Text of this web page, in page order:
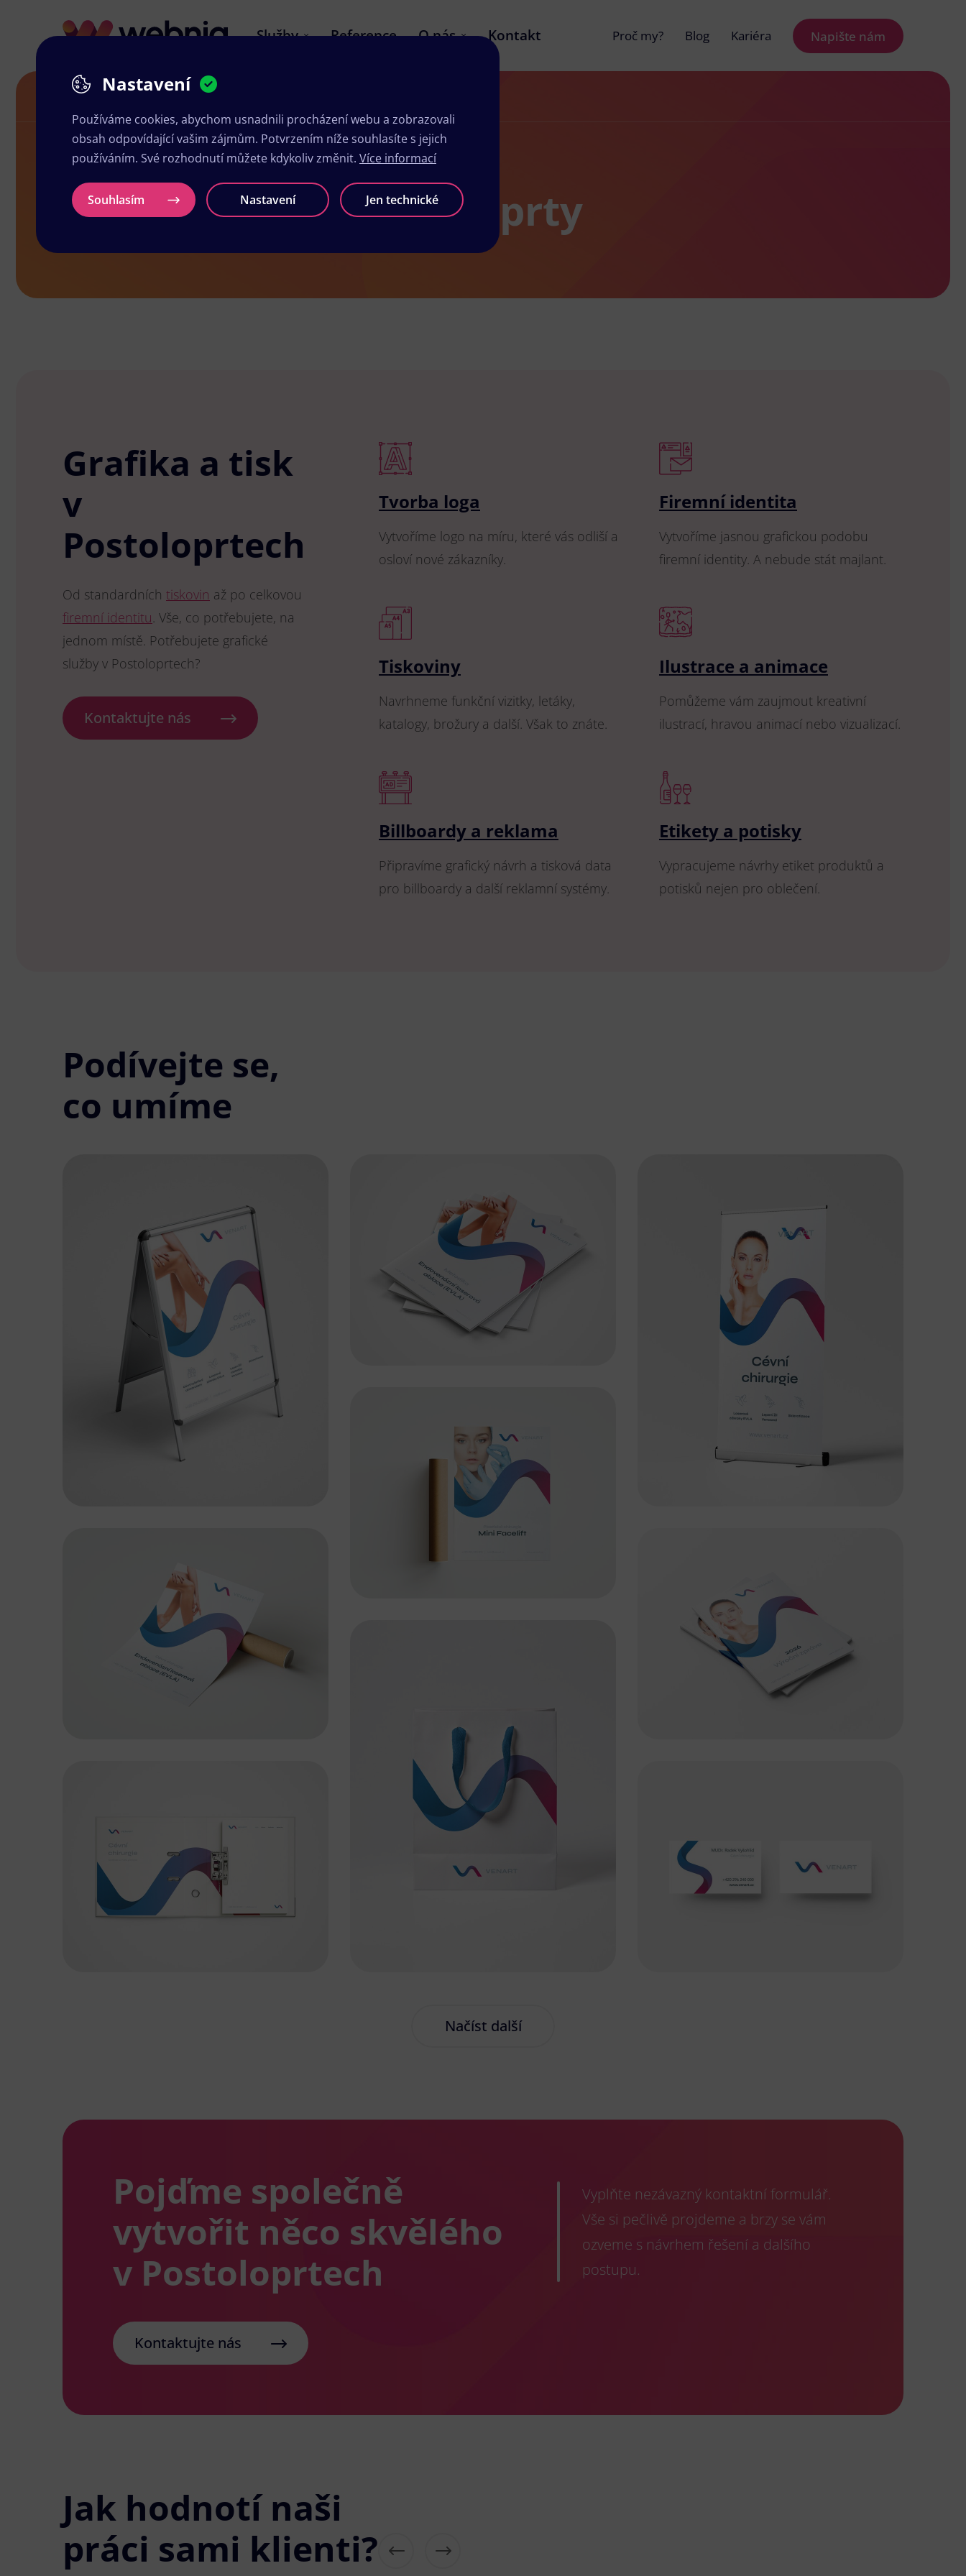
Služby Reference O nás Kontakt Proč my? Blog Kariéra Napište nám
Grafika a tisk Postoloprty
Grafika a tisk Postoloprty
Grafika a tisk
v
Postoloprtech
Od standardních tiskovin až po celkovou
firemní identitu. Vše, co potřebujete, na
jednom místě. Potřebujete grafické
služby v Postoloprtech?
Kontaktujte nás
Tvorba loga
Vytvoříme logo na míru, které vás odliší a
osloví nové zákazníky.
Firemní identita
Vytvoříme jasnou grafickou podobu
firemní identity. A nebude stát majlant.
Tiskoviny
Navrhneme funkční vizitky, letáky,
katalogy, brožury a další. Však to znáte.
Ilustrace a animace
Pomůžeme vám zaujmout kreativní
ilustrací, hravou animací nebo vizualizací.
Billboardy a reklama
Připravíme grafický návrh a tisková data
pro billboardy a další reklamní systémy.
Etikety a potisky
Vypracujeme návrhy etiket produktů a
potisků nejen pro oblečení.
Podívejte se,
co umíme
Načíst další
Pojďme společně
vytvořit něco skvělého
v Postoloprtech
Vyplňte nezávazný kontaktní formulář.
Vše si pečlivě projdeme a brzy se vám
ozveme s návrhem řešení a dalšího
postupu.
Kontaktujte nás
Jak hodnotí naši
práci sami klienti?
Nastavení
Používáme cookies, abychom usnadnili procházení webu a zobrazovali
obsah odpovídající vašim zájmům. Potvrzením níže souhlasíte s jejich
používáním. Své rozhodnutí můžete kdykoliv změnit. Více informací
Souhlasím Nastavení Jen technické